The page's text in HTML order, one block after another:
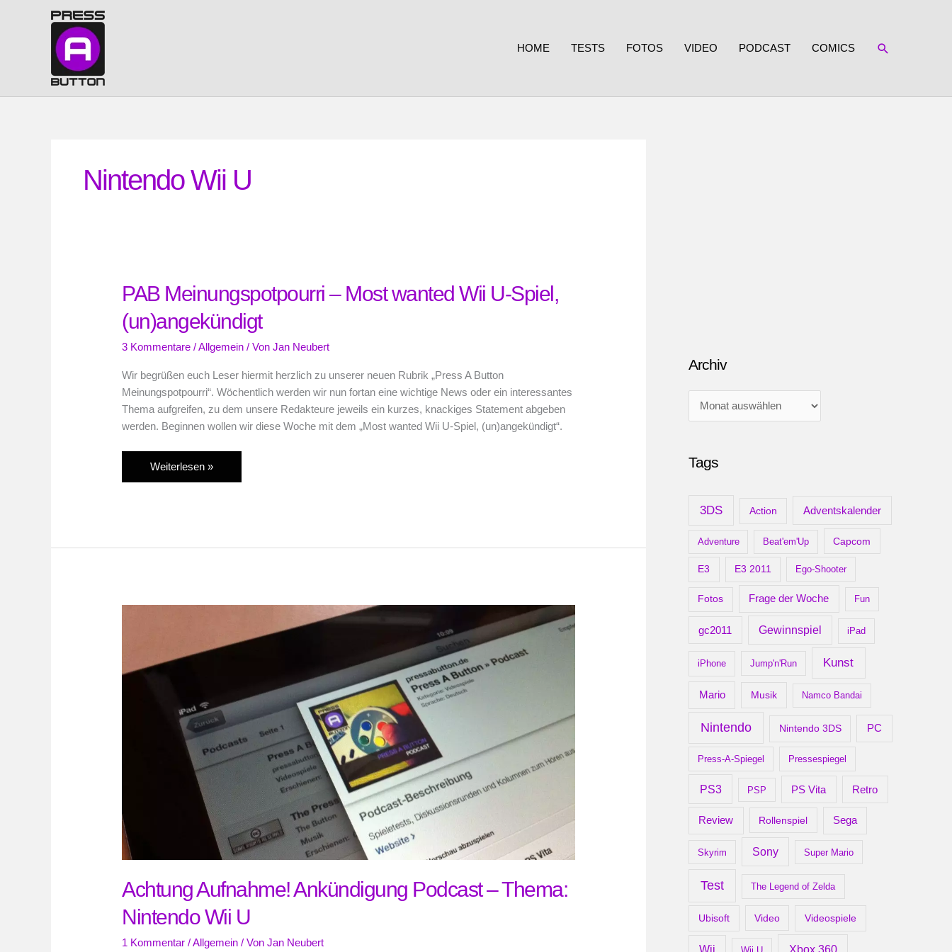
HOME TESTS FOTOS VIDEO PODCAST COMICS SUCHEN
Nintendo Wii U
PAB Meinungspotpourri – Most wanted Wii U-Spiel,
(un)angekündigt
3 Kommentare /Allgemein / VonJan Neubert
Wir begrüßen euch Leser hiermit herzlich zu unserer neuen Rubrik „Press A Button
Meinungspotpourri“. Wöchentlich werden wir nun fortan eine wichtige News oder ein interessantes
Thema aufgreifen, zu dem unsere Redakteure jeweils ein kurzes, knackiges Statement abgeben
werden. Beginnen wollen wir diese Woche mit dem „Most wanted Wii U-Spiel, (un)angekündigt“.
PAB
Meinungspotpourri
Wii
Weiterlesen »
Achtung Aufnahme! Ankündigung Podcast – Thema:
Nintendo Wii U
1 Kommentar /Allgemein / VonJan Neubert
Archiv
r
Tags
3DS Action Adventskalender
Adventure Beat'em'Up Capcom
E3 E3 2011 Ego-Shooter
Fotos Frage der Woche Fun
gc2011 Gewinnspiel iPad
iPhone Jump'n'Run Kunst
Mario Musik Namco Bandai
Nintendo Nintendo 3DS PC
Press-A-Spiegel Pressespiegel
PS3 PSP PS Vita Retro
Review Rollenspiel Sega
Skyrim Sony Super Mario
Test The Legend of Zelda
Ubisoft Video Videospiele
Wii Xbox 360